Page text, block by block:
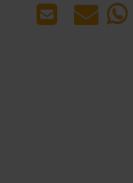
שלח
שאל